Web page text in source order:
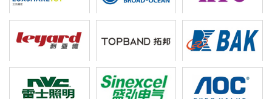
利亚德 拓邦股份 比克电池
雷士照明 盛弘电气 冠捷科技